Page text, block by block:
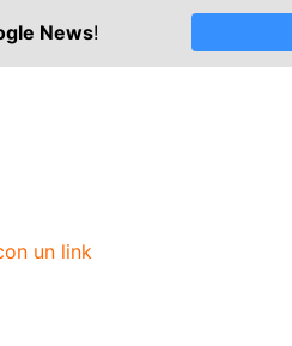
News!
un link